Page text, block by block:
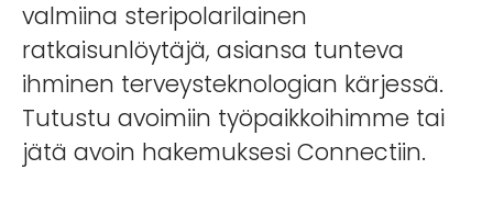
valmiina steripolarilainen
ratkaisunlöytäjä, asiansa tunteva
ihminen terveysteknologian kärjessä.
Tutustu avoimiin työpaikkoihimme tai
jätä avoin hakemuksesi Connectiin.